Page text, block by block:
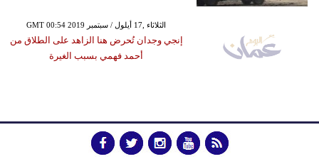
GMT 00:54 2019 الثلاثاء ,17 أيلول / سبتمبر
إنجي وجدان تُحرض هنا الزاهد على الطلاق من
أحمد فهمي بسبب الغيرة